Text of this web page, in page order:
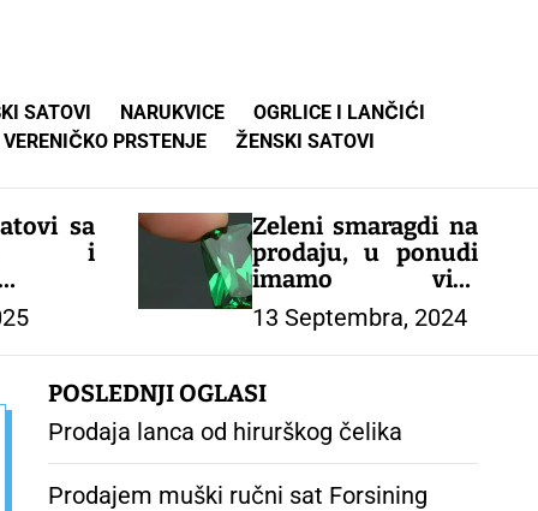
SATOVI NARUKVICE
OGRLICE I LANČIĆI
VERENIČKO PRSTENJE
ŽENSKI SATOVI
sa
i
–
Zeleni smaragdi na
prodaju, u ponudi
imamo vise
komada i oblika,
cena zavisi od
oblika i od karataze,
u ponudi imamo i
drugo drago
kamenje, nudimo
mogućnost
naručivanja tel za
13 Septembra, 2024
POSLEDNJI OGLASI
Prodaja lanca od hirurškog čelika
Prodajem muški ručni sat Forsining